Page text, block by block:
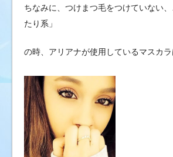
ちなみに、つけまつ毛をつけていない
たり系」
の時、アリアナが使用しているマスカラ